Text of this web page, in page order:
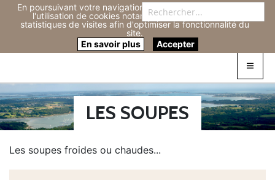
En poursuivant votre navigation sur ce site, vous acceptez
l'utilisation de cookies notamment pour réaliser des
statistiques de visites afin d'optimiser la fonctionnalité du
site.
En savoir plus
Accepter
Connexion
LES SOUPES
Les soupes froides ou chaudes...